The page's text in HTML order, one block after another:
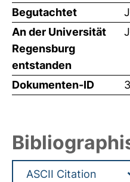
Begutachtet
An der Universität
Regensburg
entstanden
Dokumenten-ID